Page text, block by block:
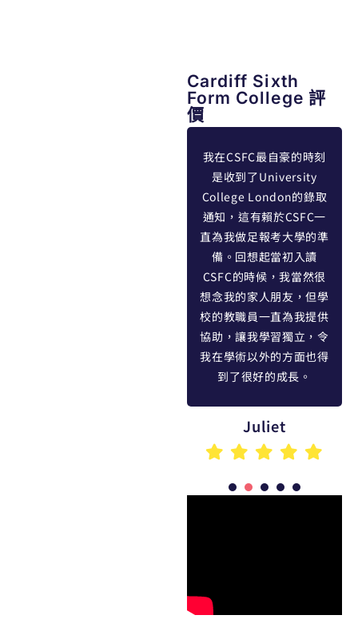
Cardiff Sixth
Form College 評
價
我在CSFC最自豪的時刻
是收到了University
College London的錄取
通知，這有賴於CSFC一
直為我做足報考大學的準
備。回想起當初入讀
CSFC的時候，我當然很
想念我的家人朋友，但學
校的教職員一直為我提供
協助，讓我學習獨立，令
我在學術以外的方面也得
到了很好的成長。
Juliet